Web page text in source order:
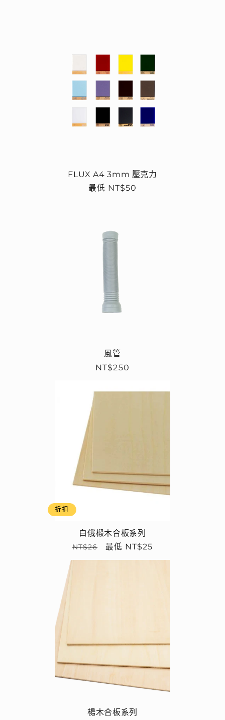
FLUX A4 3mm 壓克力
定
最低 NT$50
風管
定
NT$250
折扣
白俄椴木合板系列
定
NT$26
售
最低 NT$25
楊木合板系列